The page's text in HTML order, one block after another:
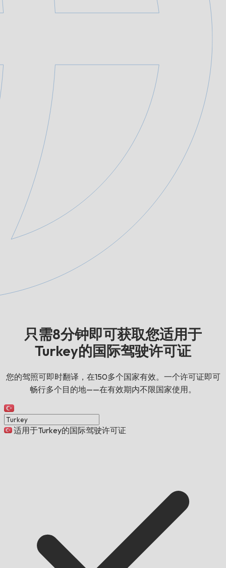
只需8分钟即可获取您适用于
Turkey的国际驾驶许可证
您的驾照可即时翻译，在150多个国家有效。一个许可证即可
畅行多个目的地——在有效期内不限国家使用。
适用于Turkey的国际驾驶许可证